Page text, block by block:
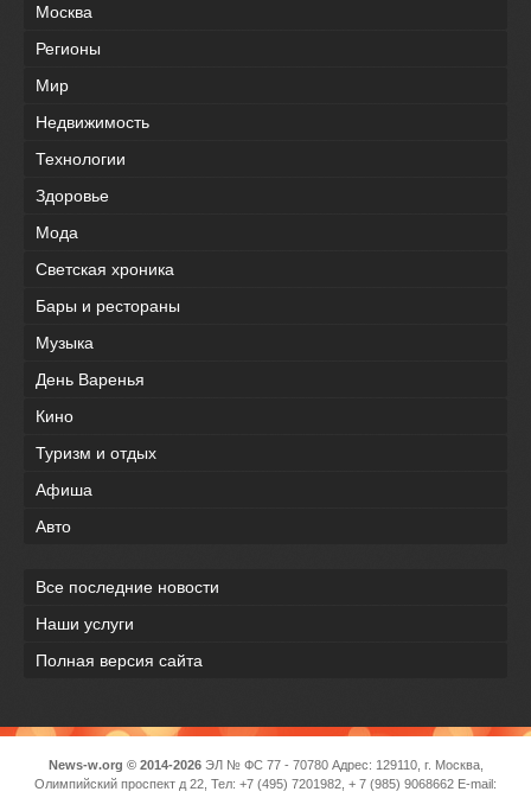
Москва
Регионы
Мир
Недвижимость
Технологии
Здоровье
Мода
Светская хроника
Бары и рестораны
Музыка
День Варенья
Кино
Туризм и отдых
Афиша
Авто
Все последние новости
Наши услуги
Полная версия сайта
News-w.org © 2014-2026ЭЛ № ФС 77 - 70780 Адрес: 129110, г. Москва,
Олимпийский проспект д 22, Тел: +7 (495) 7201982, + 7 (985) 9068662 E-mail: